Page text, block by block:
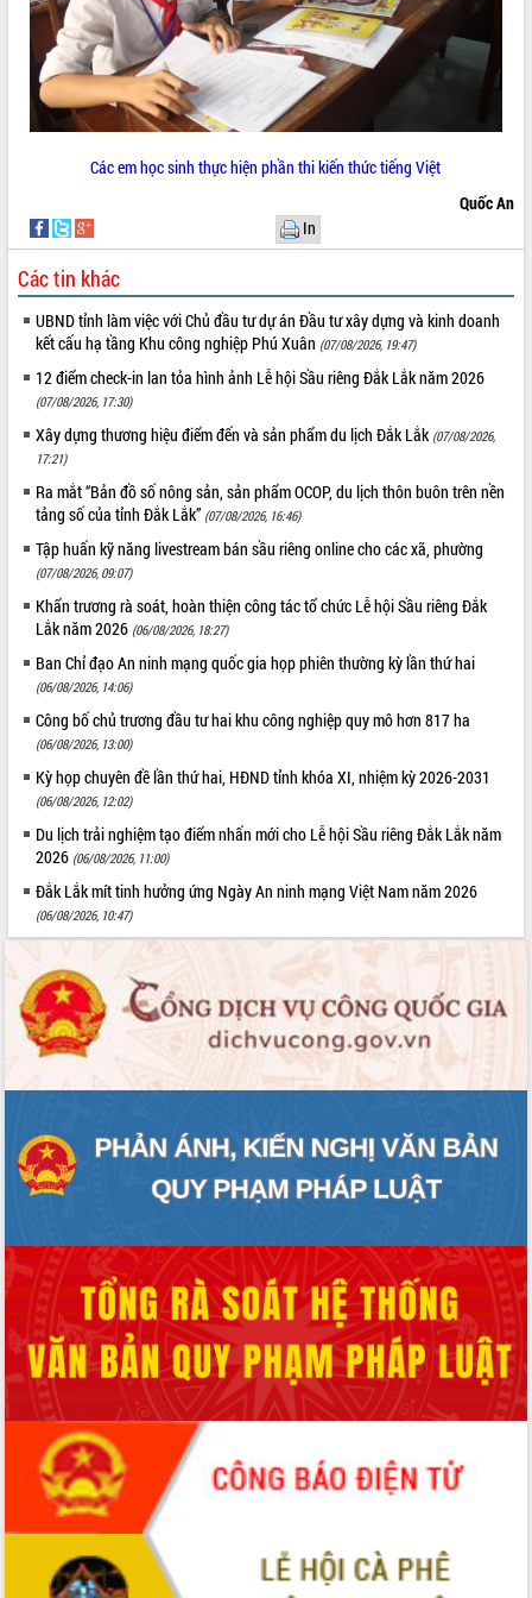
phá cơ chế - Hợp tác công tư
Đề án 06 tạo bước ngoặt đột phá trong
cải cách hành chính tỉnh Đắk Lắk
Kết nối tour, đẩy mạnh chuyển đổi số
để phát triển du lịch Đắk Lắk
tầng kỹ thuật Cụm công nghiệp Tân
Gặp mặt các cơ quan báo chí nhân Kỷ
niệm 101 năm Ngày Báo chí Cách
mạng Việt Nam
Đắk Lắk sơ kết 4 năm triển khai thực
hiện Đề án 06 của Chính phủ
Họp báo thông tin về Hội nghị Công bố
Quy hoạch và Xúc tiến đầu tư tỉnh Đắk
Lắk
Khơi thông điểm nghẽn, đẩy nhanh
giải ngân vốn khắc phục thiên tai
HĐND tỉnh thông qua điều chỉnh Quy
hoạch tỉnh thời kỳ 2021-2030
Hội thảo góp ý hồ sơ điều chỉnh quy
hoạch tỉnh Đắk Lắk thời kỳ 2021-2030,
tầm nhìn đến năm 2050
Nâng cao hiệu quả hoạt động của các
doanh nghiệp nhà nước
Hội nghị triển khai kết nối mạng
truyền số liệu chuyên dùng phục vụ cơ
quan Đảng, Nhà nước
Lễ phát động chuỗi hoạt động chung
tay làm sạch môi trường
Xã Ea Kar bước chuyển mình trong
công tác cải cách hành chính mô hình
mới
UBND tỉnh họp báo định kỳ tháng 4
năm 2026
Hội thảo khoa học “Giải pháp thúc đẩy
Đắk Lắk”
Tăng cường giám sát, đôn đốc thực
hiện nhiệm vụ quản lý tài sản công
hàng tuần
Tháo gỡ những vướng mắc, đẩy mạnh
tại Trung tâm Phục vụ hành chính
công tỉnh
Đắk Lắk: Tôn vinh 46 giải pháp tại Hội
Đắk Lắk rà soát, điều chỉnh Đề án 190
về phát triển nuôi trồng thủy sản
Phó Chủ tịch UBND tỉnh Đắk Lắk
Trương Công Thái kiểm tra thực địa
Dự án cao tốc Khánh Hòa - Buôn Ma
Thuột
Định vị cà phê Việt Nam như một “di
sản sống” trong dòng chảy toàn cầu
Xây dựng nông thôn mới: Nâng cao đời
sống người dân từ những mô hình thiết
thực
Quyết liệt tháo gỡ vướng mắc, đẩy
nhanh tiến độ các dự án trọng điểm
trong Khu kinh tế Nam Phú Yên
Các em học sinh thực hiện phần thi kiến thức tiếng Việt
Quốc An
In
Các tin khác
UBND tỉnh làm việc với Chủ đầu tư dự án Đầu tư xây dựng và kinh doanh
kết cấu hạ tầng Khu công nghiệp Phú Xuân (07/08/2026, 19:47)
12 điểm check-in lan tỏa hình ảnh Lễ hội Sầu riêng Đắk Lắk năm 2026
(07/08/2026, 17:30)
Xây dựng thương hiệu điểm đến và sản phẩm du lịch Đắk Lắk (07/08/2026,
17:21)
Ra mắt “Bản đồ số nông sản, sản phẩm OCOP, du lịch thôn buôn trên nền
tảng số của tỉnh Đắk Lắk” (07/08/2026, 16:46)
Tập huấn kỹ năng livestream bán sầu riêng online cho các xã, phường
(07/08/2026, 09:07)
Khẩn trương rà soát, hoàn thiện công tác tổ chức Lễ hội Sầu riêng Đắk
Lắk năm 2026 (06/08/2026, 18:27)
Ban Chỉ đạo An ninh mạng quốc gia họp phiên thường kỳ lần thứ hai
(06/08/2026, 14:06)
Công bố chủ trương đầu tư hai khu công nghiệp quy mô hơn 817 ha
(06/08/2026, 13:00)
Kỳ họp chuyên đề lần thứ hai, HĐND tỉnh khóa XI, nhiệm kỳ 2026-2031
(06/08/2026, 12:02)
Du lịch trải nghiệm tạo điểm nhấn mới cho Lễ hội Sầu riêng Đắk Lắk năm
2026 (06/08/2026, 11:00)
Đắk Lắk mít tinh hưởng ứng Ngày An ninh mạng Việt Nam năm 2026
(06/08/2026, 10:47)